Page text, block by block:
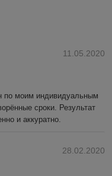
11.05.2020
по моим индивидуальным
сроки. Результат
и аккуратно.
28.02.2020